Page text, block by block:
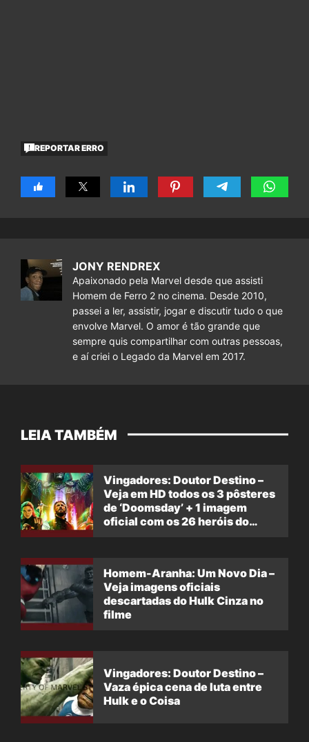
REPORTAR ERRO
JONY RENDREX
Apaixonado pela Marvel desde que assisti
Homem de Ferro 2 no cinema. Desde 2010,
passei a ler, assistir, jogar e discutir tudo o que
envolve Marvel. O amor é tão grande que
sempre quis compartilhar com outras pessoas,
e aí criei o Legado da Marvel em 2017.
LEIA TAMBÉM
Vingadores: Doutor Destino –
Veja em HD todos os 3 pôsteres
de ‘Doomsday’ + 1 imagem
oficial com os 26 heróis do
Homem-Aranha: Um Novo Dia –
Veja imagens oficiais
descartadas do Hulk Cinza no
filme
Vingadores: Doutor Destino –
Vaza épica cena de luta entre
Hulk e o Coisa